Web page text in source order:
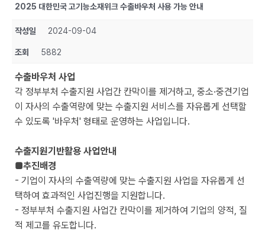
2025 대한민국 고기능소재위크 수출바우처 사용 가능 안내
작성일 2024-09-04
조회 5882
수출바우처 사업
각 정부부처 수출지원 사업간 칸막이를 제거하고, 중소·중견기업
이 자사의 수출역량에 맞는 수출지원 서비스를 자유롭게 선택할
수 있도록 '바우처' 형태로 운영하는 사업입니다.
수출지원기반활용 사업안내
■추진배경
- 기업이 자사의 수출역량에 맞는 수출지원 사업을 자유롭게 선
택하여 효과적인 사업진행을 지원합니다.
- 정부부처 수출지원 사업간 칸막이를 제거하여 기업의 양적, 질
적 제고를 유도합니다.